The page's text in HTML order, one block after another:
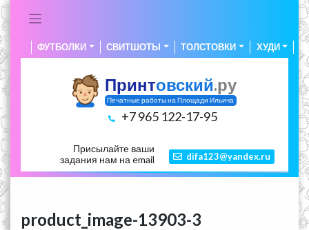
ФУТБОЛКИ СВИТШОТЫ ТОЛСТОВКИ ХУДИ
Принтовский.ру
Печатные работы на Площади Ильича
+7 965 122-17-95
Присылайте ваши
задания нам на email
difa123@yandex.ru
product_image-13903-3